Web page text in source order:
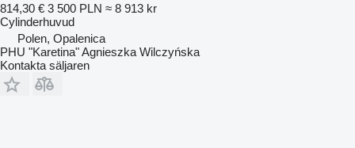
814,30 € 3 500 PLN ≈ 8 913 kr
Cylinderhuvud
Polen, Opalenica
PHU "Karetina" Agnieszka Wilczyńska
Kontakta säljaren